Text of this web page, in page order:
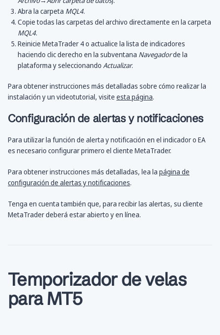
Abra la carpeta MQL4.
Copie todas las carpetas del archivo directamente en la carpeta
MQL4.
Reinicie MetaTrader 4 o actualice la lista de indicadores
haciendo clic derecho en la subventana Navegadorde la
plataforma y seleccionando Actualizar.
Para obtener instrucciones más detalladas sobre cómo realizar la
instalación y un videotutorial, visite esta página.
Configuración de alertas y notificaciones
Para utilizar la función de alerta y notificación en el indicador o EA
es necesario configurar primero el cliente MetaTrader.
Para obtener instrucciones más detalladas, lea la página de
configuración de alertas y notificaciones.
Tenga en cuenta también que, para recibir las alertas, su cliente
MetaTrader deberá estar abierto y en línea.
Temporizador de velas
para MT5